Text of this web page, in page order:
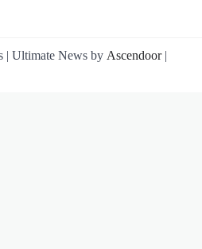
| Ultimate News by Ascendoor|